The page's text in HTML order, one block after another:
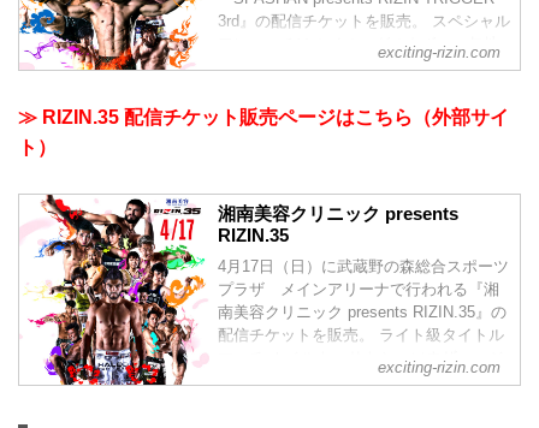
3rd』の配信チケットを販売。 スペシャル
ワンマッチはルイス・グスタボ vs. 矢地
祐介、金太郎 vs. 倉本一真 金原正徳vs.
さい！ 対戦カードや詳細は、RIZIN オフ
す。 ※試合内容、イベント進...
exciting-rizin.com
≫ RIZIN.35 配信チケット販売ページはこちら（外部サイ
ト）
湘南美容クリニック presents
RIZIN.35
4月17日（日）に武蔵野の森総合スポーツ
プラザ メインアリーナで行われる『湘
南美容クリニック presents RIZIN.35』の
配信チケットを販売。 ライト級タイトル
マッチ ホベルト・サトシ・ソウザ vs. ジ
ョニー・ケース フェザー級タイトルマッ
exciting-rizin.com